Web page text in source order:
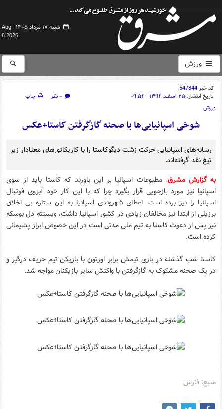
شنبه ۱۷ مرداد ۱۴۰۵ -
Aug
8 2026
ورزش
کد خبر547844
تاریخ انتشار: ۲۵ اسفند ۱۳۹۴ - ۰۹:۵۴ ۰ نظر
چاپ
ورزش
شوخی اسپانیایی‌ها با صحنه گازگرفتن کاستا+عکس
رسانه‌های اسپانیایی حرکت زشت دیگوکاستا را با کاریکاتورهای معنادار زیر
تیغ نقد گرفته‌اند.
به گزارش مشرق، مطبوعات اسپانیا بر این باورند که کاستا باید از سوی
اسپانیا نیز مورد بازجویی قرار بگیرد چرا که با این کار خود آبروی فوتبال
اسپانیا را نیز برده است. اعطای شهروندی اسپانیا به این ستاره بی اخلاق
برزیلی از ابتدا نیز مخالفان زیادی در کشور اسپانیا داشت، ویسنته دل بوسکه
نیز پس از دعوت کاستا به تیم ملی مدتی است در این خصوص ابراز پشیمانی
کرده است.
کاستا شب گذشته در بازی تیمش برابر اورتون با بازیکن تیم حریف درگیر و
در یک صحنه مشکوک به گازگرفتن با واکنش سایر بازیکنان مواجه شد.
منبع: فارس